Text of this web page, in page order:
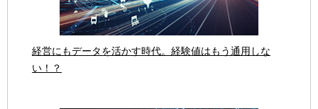
経営にもデータを活かす時代。経験値はもう通用しな
い！？